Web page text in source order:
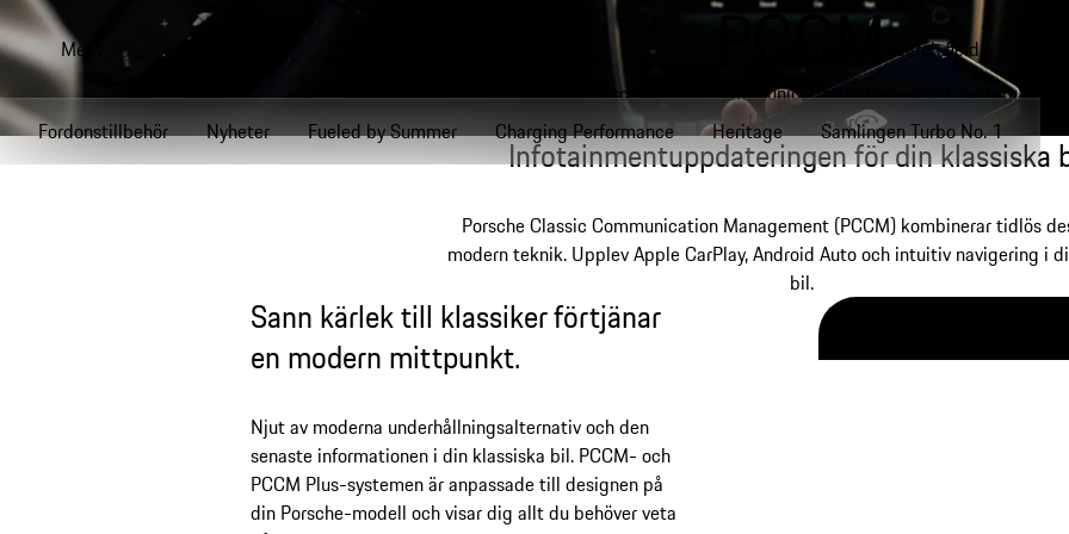
Gå
till
huvudinnehållet
Meny open the shop search fieldMy
My
Fordonstillbehör Nyheter Fueled by Summer Charging Performance Heritage Samlingen Turbo No. 1
PCCM
Porsche Classic Communication Management-system
Upptäck mer
Infotainmentuppdateringen för din klassiska
Porsche Classic Communication Management (PCCM) kombinerar tidlös
modern teknik. Upplev Apple CarPlay, Android Auto och intuitiv navigering i
bil.
Sann kärlek till klassiker förtjänar
en modern mittpunkt.
Njut av moderna underhållningsalternativ och den
senaste informationen i din klassiska bil. PCCM- och
PCCM Plus-systemen är anpassade till designen på
din Porsche-modell och visar dig allt du behöver veta